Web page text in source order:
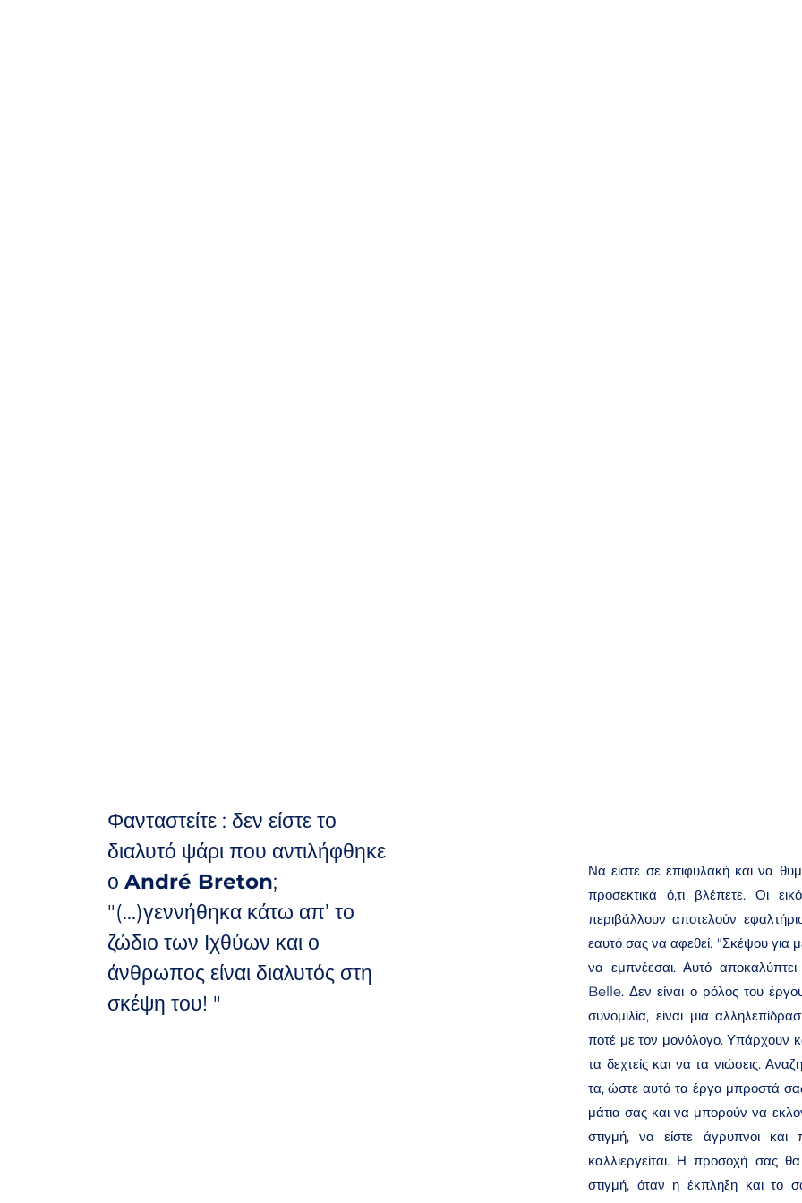
Φανταστείτε : δεν είστε το
διαλυτό ψάρι που αντιλήφθηκε
οAndré Breton;
"(...)γεννήθηκα κάτω απ’ το
ζώδιο των Ιχθύων και ο
άνθρωπος είναι διαλυτός στη
σκέψη του! "
Να είστε σε επιφυλακή και να
προσεκτικά ό,τι βλέπετε. Οι
περιβάλλουν αποτελούν
εαυτό σας να αφεθεί. "Σκέψου για
να εμπνέεσαι. Αυτό
Belle. Δεν είναι ο ρόλος του
συνομιλία, είναι μια
ποτέ με τον μονόλογο. Υπάρχουν
τα δεχτείς και να τα νιώσεις.
τα, ώστε αυτά τα έργα μπροστά
μάτια σας και να μπορούν να
στιγμή, να είστε άγρυπνοι και
καλλιεργείται. Η προσοχή σας
στιγμή, όταν η έκπληξη και το